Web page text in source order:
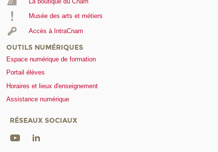
Musée des arts et métiers
Accès à IntraCnam
OUTILS NUMÉRIQUES
Espace numérique de formation
Portail élèves
Horaires et lieux d'enseignement
Assistance numérique
RÉSEAUX SOCIAUX